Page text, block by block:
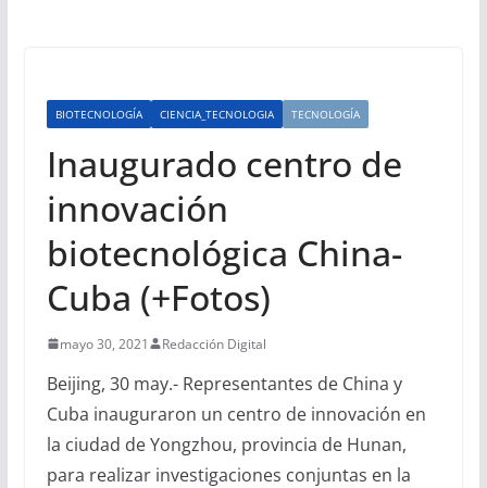
BIOTECNOLOGÍA CIENCIA_TECNOLOGIA TECNOLOGÍA
Inaugurado centro de
innovación
biotecnológica China-
Cuba (+Fotos)
mayo 30, 2021 Redacción Digital
Beijing, 30 may.- Representantes de China y
Cuba inauguraron un centro de innovación en
la ciudad de Yongzhou, provincia de Hunan,
para realizar investigaciones conjuntas en la